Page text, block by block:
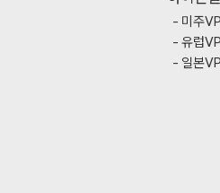
미주
유럽
일본